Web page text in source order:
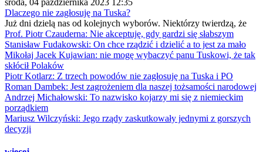
środa, 04 października 2023 12:35
Dlaczego nie zagłosuję na Tuska?
Już dni dzielą nas od kolejnych wyborów. Niektórzy twierdzą, że
Prof. Piotr Czauderna: Nie akceptuję, gdy gardzi się słabszym
Stanisław Fudakowski: On chce rządzić i dzielić a to jest za mało
Mikołaj Jacek Kujawian: nie mogę wybaczyć panu Tuskowi, że tak
skłócił Polaków
Piotr Kotlarz: Z trzech powodów nie zagłosuję na Tuska i PO
Roman Dambek: Jest zagrożeniem dla naszej tożsamości narodowej
Andrzej Michałowski: To nazwisko kojarzy mi się z niemieckim
porządkiem
Mariusz Wilczyński: Jego rządy zaskutkowały jednymi z gorszych
decyzji